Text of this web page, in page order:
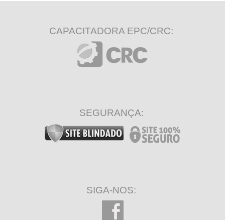
CAPACITADORA EPC/CRC:
SEGURANÇA:
SIGA-NOS: